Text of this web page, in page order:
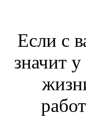
Если с
значит